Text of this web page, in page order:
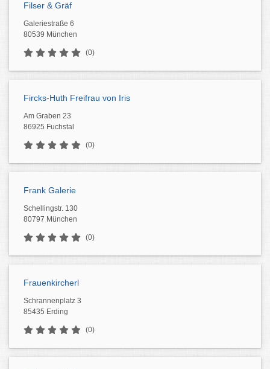
Filser & Gräf
Galeriestraße 6
80539 München
(0)
Fircks-Huth Freifrau von Iris
Am Graben 23
86925 Fuchstal
(0)
Frank Galerie
Schellingstr. 130
80797 München
(0)
Frauenkircherl
Schrannenplatz 3
85435 Erding
(0)